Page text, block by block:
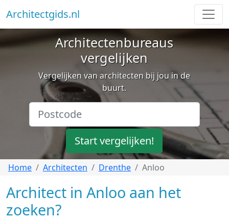
Architectgids.nl
Architectenbureaus
vergelijken
Vergelijken van architecten bij jou in de
buurt.
Start vergelijken!
Home Architecten Drenthe Anloo
Architect in Anloo aan het
zoeken?